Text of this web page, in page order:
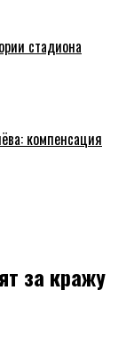
стадиона
компенсация
за кражу